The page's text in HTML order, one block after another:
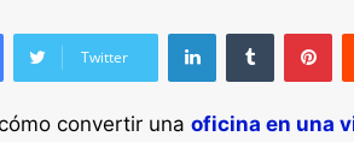
Twitter
LinkedInTumblr
convertir una oficina en una